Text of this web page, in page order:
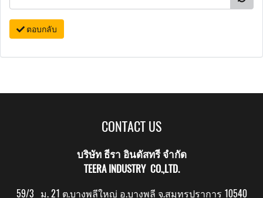
ตอบกลับ
CONTACT US
บริษัท ธีรา อินดัสทรี จำกัด
TEERA INDUSTRY CO.,LTD.
59/3 ม. 21 ต.บางพลีใหญ่ อ.บางพลี จ.สมุทรปราการ 10540